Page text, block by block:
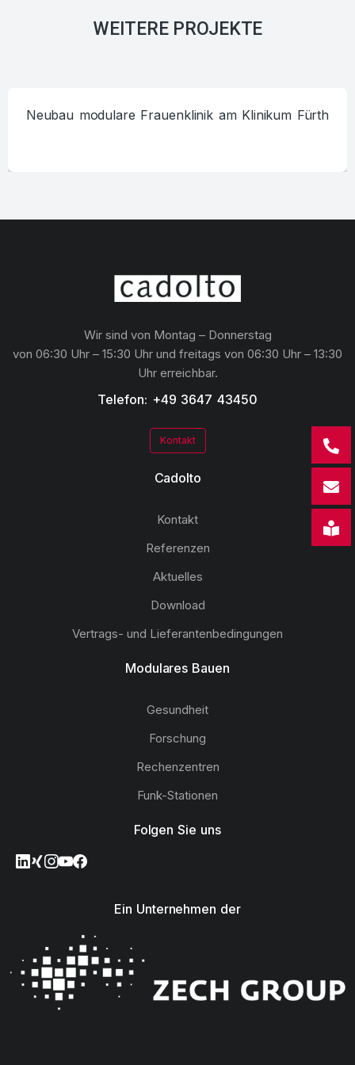
WEITERE PROJEKTE
Neubau modulare Frauenklinik am Klinikum Fürth
Wir sind von Montag – Donnerstag
von 06:30 Uhr – 15:30 Uhr und freitags von 06:30 Uhr – 13:30
Uhr erreichbar.
Telefon: +49 3647 43450
Kontakt
Cadolto
Kontakt
Referenzen
Aktuelles
Download
Vertrags- und Lieferantenbedingungen
Modulares Bauen
Gesundheit
Forschung
Rechenzentren
Funk-Stationen
Folgen Sie uns
Ein Unternehmen der